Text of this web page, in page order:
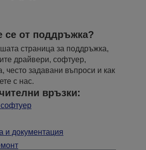
се от поддръжка?
страница за поддръжка,
драйвери, софтуер,
често задавани въпроси и как
с нас.
връзки:
и документация